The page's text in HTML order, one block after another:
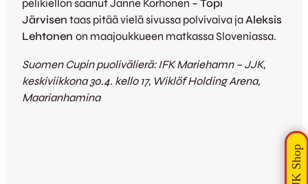
pelikiellon saanut Janne Korhonen – Topi
Järvisen taas pitää vielä sivussa polvivaiva jaAleksis
Lehtonen on maajoukkueen matkassa Sloveniassa.
Suomen Cupin puolivälierä: IFK Mariehamn – JJK,
keskiviikkona 30.4. kello 17, Wiklöf Holding Arena,
Maarianhamina